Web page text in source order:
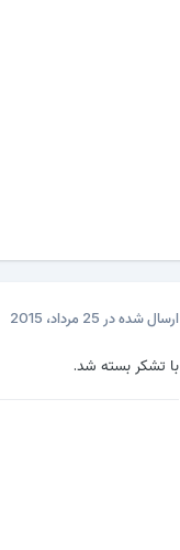
ارسال شده در 25 مرداد، 2015
با تشکر بسته شد.